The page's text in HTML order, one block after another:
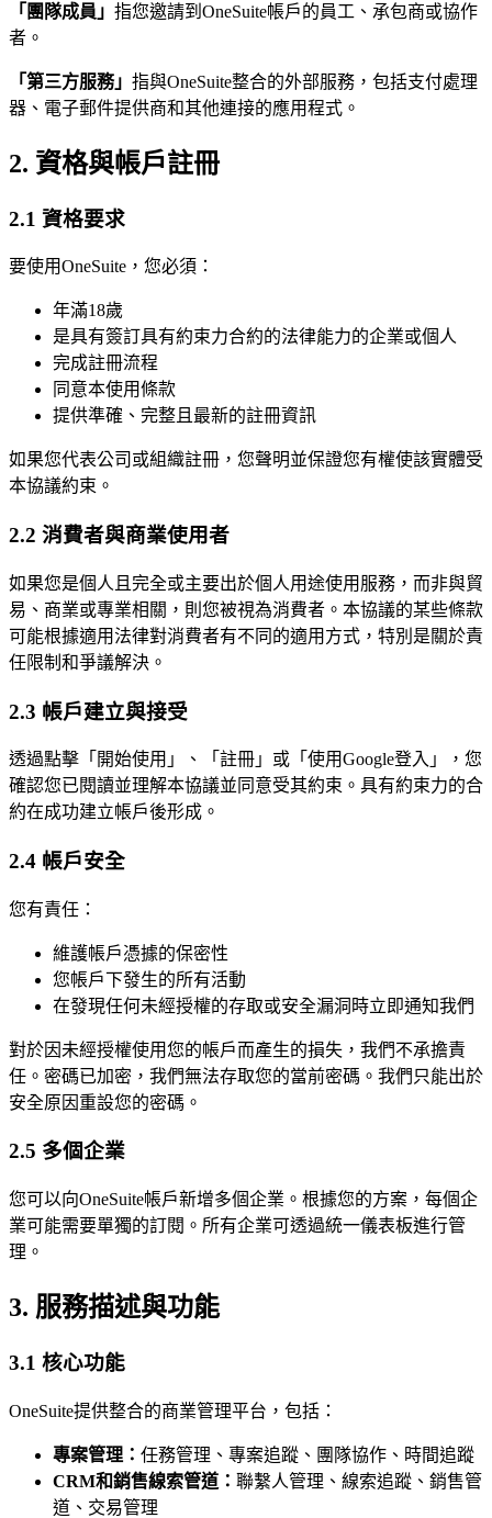
「團隊成員」 指您邀請到OneSuite帳戶的員工、承包商或協作
者。
「第三方服務」 指與OneSuite整合的外部服務，包括支付處理
器、電子郵件提供商和其他連接的應用程式。
2. 資格與帳戶註冊
2.1 資格要求
要使用OneSuite，您必須：
年滿18歲
是具有簽訂具有約束力合約的法律能力的企業或個人
完成註冊流程
同意本使用條款
提供準確、完整且最新的註冊資訊
如果您代表公司或組織註冊，您聲明並保證您有權使該實體受
本協議約束。
2.2 消費者與商業使用者
如果您是個人且完全或主要出於個人用途使用服務，而非與貿
易、商業或專業相關，則您被視為消費者。本協議的某些條款
可能根據適用法律對消費者有不同的適用方式，特別是關於責
任限制和爭議解決。
2.3 帳戶建立與接受
透過點擊「開始使用」、「註冊」或「使用Google登入」，您
確認您已閱讀並理解本協議並同意受其約束。具有約束力的合
約在成功建立帳戶後形成。
2.4 帳戶安全
您有責任：
維護帳戶憑據的保密性
您帳戶下發生的所有活動
在發現任何未經授權的存取或安全漏洞時立即通知我們
對於因未經授權使用您的帳戶而產生的損失，我們不承擔責
任。密碼已加密，我們無法存取您的當前密碼。我們只能出於
安全原因重設您的密碼。
2.5 多個企業
您可以向OneSuite帳戶新增多個企業。根據您的方案，每個企
業可能需要單獨的訂閱。所有企業可透過統一儀表板進行管
理。
3. 服務描述與功能
3.1 核心功能
OneSuite提供整合的商業管理平台，包括：
專案管理： 任務管理、專案追蹤、團隊協作、時間追蹤
CRM和銷售線索管道： 聯繫人管理、線索追蹤、銷售管
道、交易管理